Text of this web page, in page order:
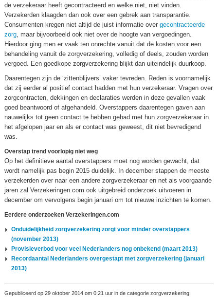
de verzekeraar heeft gecontracteerd en welke niet, niet vinden.
Verzekerden klaagden dan ook over een gebrek aan transparantie.
Consumenten kregen niet altijd de juist informatie over gecontracteerde
zorg, maar bijvoorbeeld ook niet over de hoogte van vergoedingen.
Hierdoor ging men er vaak ten onrechte vanuit dat de kosten voor een
behandeling vanuit de zorgverzekering, volledig of deels, zouden worden
vergoed. Een goedkope zorgverzekering blijkt dan uiteindelijk duurkoop.
Daarentegen zijn de ‘zittenblijvers’ vaker tevreden. Reden is voornamelijk
dat zij eerder al positief contact hadden met hun verzekeraar. Vragen over
zorgcontracten, dekkingen en declaraties werden in deze gevallen vaak
goed beantwoord of afgehandeld. Overstappers daarentegen gaven aan
nauwelijks tot geen contact te hebben gehad met hun zorgverzekeraar in
het afgelopen jaar en als er contact was geweest, dit niet bevredigend
was.
Overstap trend voorlopig niet weg
Op het definitieve aantal overstappers moet nog worden gewacht, dat
wordt namelijk pas begin 2015 duidelijk. In december stappen de meeste
verzekerden over naar een andere zorgverzekeraar en net als voorgaande
jaren zal Verzekeringen.com ook uitgebreid onderzoek uitvoeren in
december om vervolgens begin januari om tot nieuwe inzichten te komen.
Eerdere onderzoeken Verzekeringen.com
Onduidelijkheid zorgverzekering zorgt voor minder overstappers
(november 2013)
Provisieverbod voor veel Nederlanders nog onbekend (maart 2013)
Recordaantal Nederlanders overgestapt met zorgverzekering (januari
2013)
Gepubliceerd op 29 oktober 2014 om 0:21 uur in de categorie zorgverzekering.